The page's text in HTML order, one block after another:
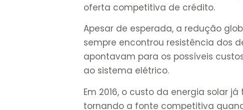
oferta competitiva de crédito.
Apesar de esperada, a redução
sempre encontrou resistência dos
apontavam para os possíveis
ao sistema elétrico.
Em 2016, o custo da energia solar
tornando a fonte competitiva